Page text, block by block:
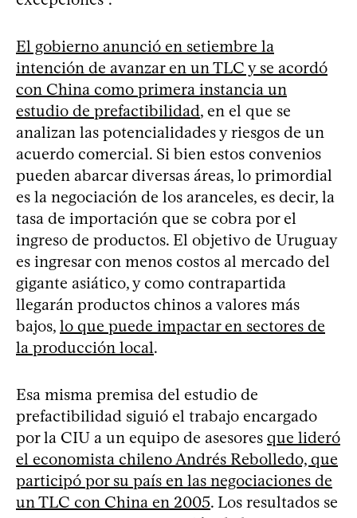
El gobierno anunció en setiembre la
intención de avanzar en un TLC y se acordó
con China como primera instancia un
estudio de prefactibilidad, en el que se
analizan las potencialidades y riesgos de un
acuerdo comercial. Si bien estos convenios
pueden abarcar diversas áreas, lo primordial
es la negociación de los aranceles, es decir, la
tasa de importación que se cobra por el
ingreso de productos. El objetivo de Uruguay
es ingresar con menos costos al mercado del
gigante asiático, y como contrapartida
llegarán productos chinos a valores más
bajos, lo que puede impactar en sectores de
la producción local.
Esa misma premisa del estudio de
prefactibilidad siguió el trabajo encargado
por la CIU a un equipo de asesores que lideró
el economista chileno Andrés Rebolledo, que
participó por su país en las negociaciones de
un TLC con China en 2005. Los resultados se